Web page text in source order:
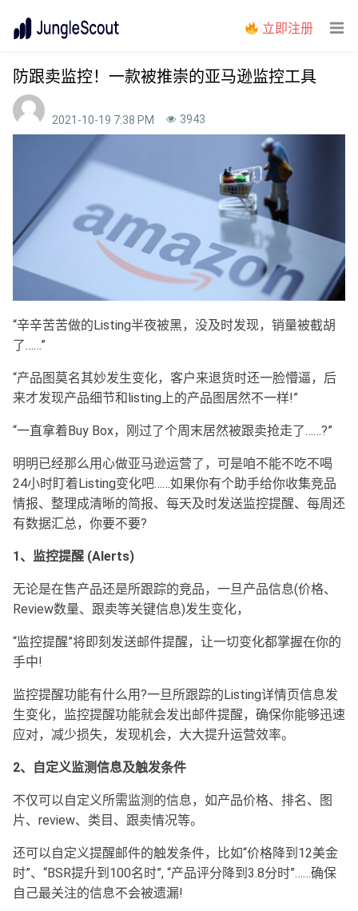
立即注册
防跟卖监控！一款被推崇的亚马逊监控工具
2021-10-19 7:38 PM 3943
“辛辛苦苦做的Listing半夜被黑，没及时发现，销量被截胡
了……”
“产品图莫名其妙发生变化，客户来退货时还一脸懵逼，后
来才发现产品细节和listing上的产品图居然不一样!”
“一直拿着Buy Box，刚过了个周末居然被跟卖抢走了……?”
明明已经那么用心做亚马逊运营了，可是咱不能不吃不喝
24小时盯着Listing变化吧……如果你有个助手给你收集竞品
情报、整理成清晰的简报、每天及时发送监控提醒、每周还
有数据汇总，你要不要?
1、监控提醒 (Alerts)
无论是在售产品还是所跟踪的竞品，一旦产品信息(价格、
Review数量、跟卖等关键信息)发生变化，
“监控提醒”将即刻发送邮件提醒，让一切变化都掌握在你的
手中!
监控提醒功能有什么用?一旦所跟踪的Listing详情页信息发
生变化，监控提醒功能就会发出邮件提醒，确保你能够迅速
应对，减少损失，发现机会，大大提升运营效率。
2、自定义监测信息及触发条件
不仅可以自定义所需监测的信息，如产品价格、排名、图
片、review、类目、跟卖情况等。
还可以自定义提醒邮件的触发条件，比如“价格降到12美金
时”、“BSR提升到100名时”, “产品评分降到3.8分时”……确保
自己最关注的信息不会被遗漏!